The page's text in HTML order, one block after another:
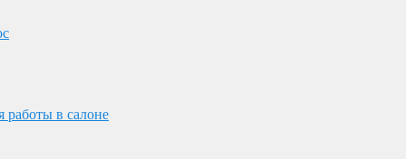
работы в салоне